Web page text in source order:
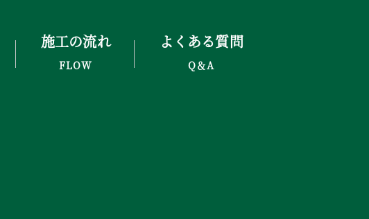
施工の流れ
FLOW
よくある質問
Q＆A